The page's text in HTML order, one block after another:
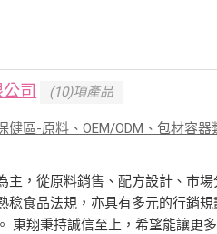
司 (10)項產品
健區-原料、OEM/ODM、包材容器
主，從原料銷售、配方設計、市
稔食品法規，亦具有多元的行銷
東翔秉持誠信至上，希望能讓更